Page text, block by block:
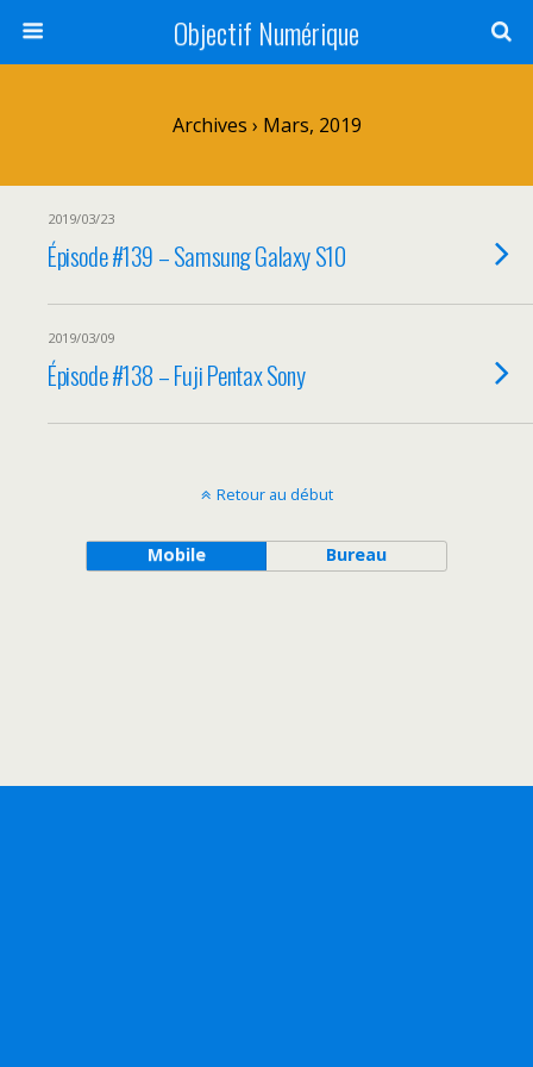
Objectif Numérique
Archives › Mars, 2019
2019/03/23
Épisode #139 – Samsung Galaxy S10
2019/03/09
Épisode #138 – Fuji Pentax Sony
Retour au début
Mobile Bureau